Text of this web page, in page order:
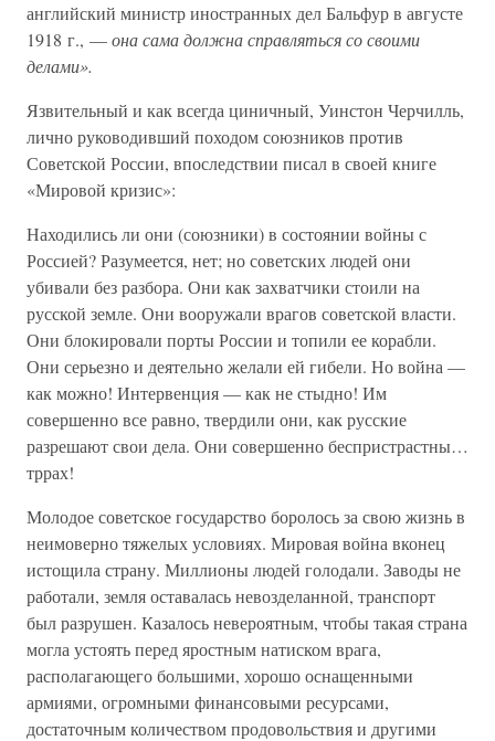
английский министр иностранных дел Бальфур в августе
1918 г., —она сама должна справляться со своими
делами».
Язвительный и как всегда циничный, Уинстон Черчилль,
лично руководивший походом союзников против
Советской России, впоследствии писал в своей книге
«Мировой кризис»:
Находились ли они (союзники) в состоянии войны с
Россией? Разумеется, нет; но советских людей они
убивали без разбора. Они как захватчики стоили на
русской земле. Они вооружали врагов советской власти.
Они блокировали порты России и топили ее корабли.
Они серьезно и деятельно желали ей гибели. Но война —
как можно! Интервенция — как не стыдно! Им
совершенно все равно, твердили они, как русские
разрешают свои дела. Они совершенно беспристрастны…
тррах!
Молодое советское государство боролось за свою жизнь в
неимоверно тяжелых условиях. Мировая война вконец
истощила страну. Миллионы людей голодали. Заводы не
работали, земля оставалась невозделанной, транспорт
был разрушен. Казалось невероятным, чтобы такая страна
могла устоять перед яростным натиском врага,
располагающего большими, хорошо оснащенными
армиями, огромными финансовыми ресурсами,
достаточным количеством продовольствия и другими